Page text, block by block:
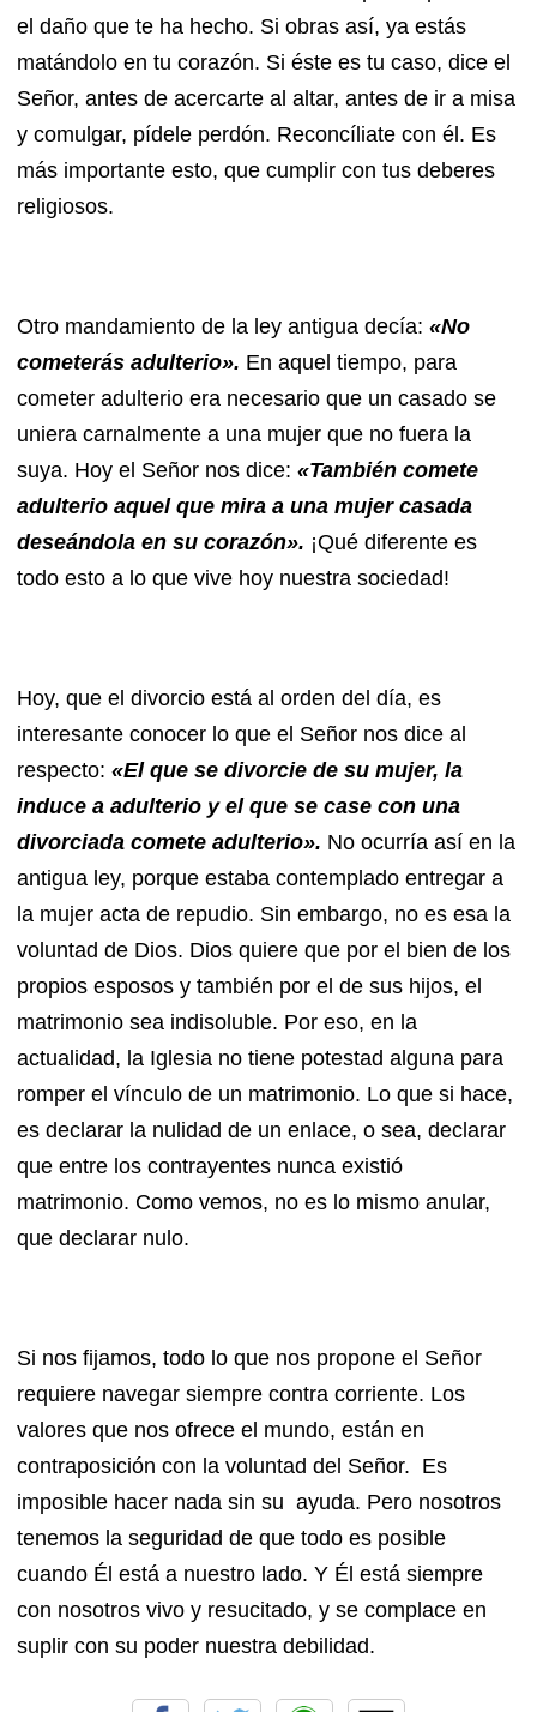
el daño que te ha hecho. Si obras así, ya estás
matándolo en tu corazón. Si éste es tu caso, dice el
Señor, antes de acercarte al altar, antes de ir a misa
y comulgar, pídele perdón. Reconcíliate con él. Es
más importante esto, que cumplir con tus deberes
religiosos.
Otro mandamiento de la ley antigua decía: «No
cometerás adulterio». En aquel tiempo, para
cometer adulterio era necesario que un casado se
uniera carnalmente a una mujer que no fuera la
suya. Hoy el Señor nos dice: «También comete
adulterio aquel que mira a una mujer casada
deseándola en su corazón». ¡Qué diferente es
todo esto a lo que vive hoy nuestra sociedad!
Hoy, que el divorcio está al orden del día, es
interesante conocer lo que el Señor nos dice al
respecto: «El que se divorcie de su mujer, la
induce a adulterio y el que se case con una
divorciada comete adulterio». No ocurría así en la
antigua ley, porque estaba contemplado entregar a
la mujer acta de repudio. Sin embargo, no es esa la
voluntad de Dios. Dios quiere que por el bien de los
propios esposos y también por el de sus hijos, el
matrimonio sea indisoluble. Por eso, en la
actualidad, la Iglesia no tiene potestad alguna para
romper el vínculo de un matrimonio. Lo que si hace,
es declarar la nulidad de un enlace, o sea, declarar
que entre los contrayentes nunca existió
matrimonio. Como vemos, no es lo mismo anular,
que declarar nulo.
Si nos fijamos, todo lo que nos propone el Señor
requiere navegar siempre contra corriente. Los
valores que nos ofrece el mundo, están en
contraposición con la voluntad del Señor. Es
imposible hacer nada sin su ayuda. Pero nosotros
tenemos la seguridad de que todo es posible
cuando Él está a nuestro lado. Y Él está siempre
con nosotros vivo y resucitado, y se complace en
suplir con su poder nuestra debilidad.